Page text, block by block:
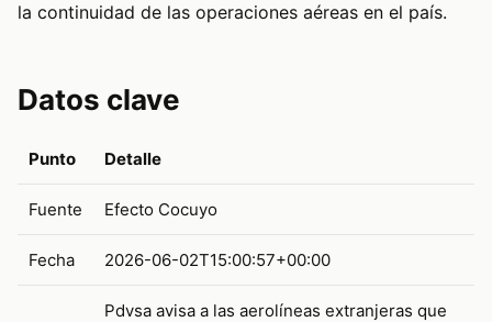
la continuidad de las operaciones aéreas en el país.
Datos clave
Punto Detalle
Fuente Efecto Cocuyo
Fecha 2026-06-02T15:00:57+00:00
Pdvsa avisa a las aerolíneas extranjeras que